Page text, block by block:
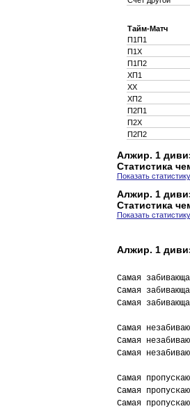
Тайм-Матч
П1П1
П1X
П1П2
XП1
XX
XП2
П2П1
П2X
П2П2
Алжир. 1
Статистика
Показать статистику
Алжир. 1
Статистика
Показать статистику
Алжир. 1
Самая
Самая
Самая
Самая
Самая
Самая
Самая
Самая
Самая